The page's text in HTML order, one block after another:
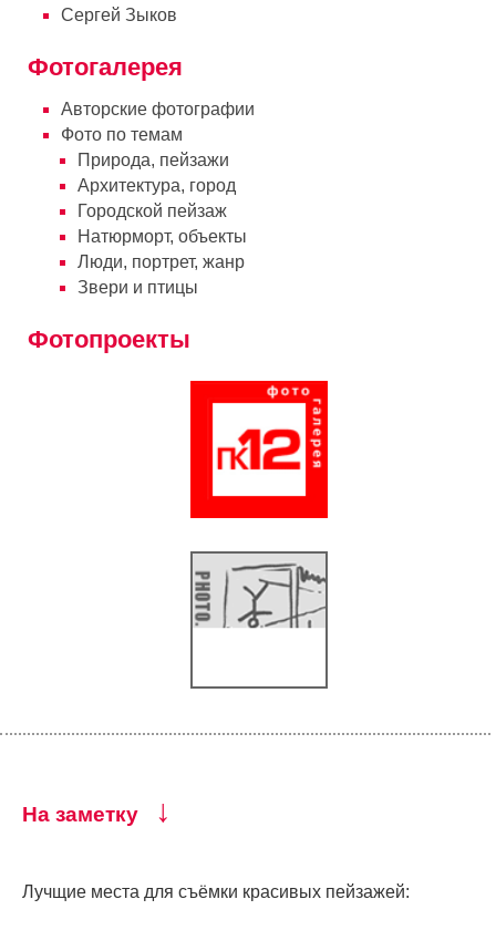
Сергей Зыков
Фотогалерея
Авторские фотографии
Фото по темам
Природа, пейзажи
Архитектура, город
Городской пейзаж
Натюрморт, объекты
Люди, портрет, жанр
Звери и птицы
Фотопроекты
На заметку ↓
Лучщие места для съёмки красивых пейзажей: